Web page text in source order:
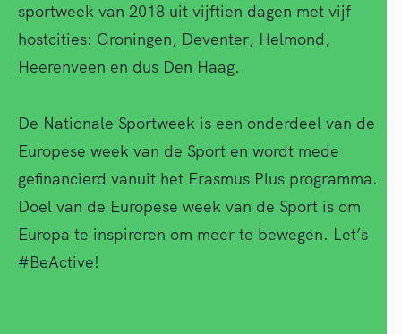
sportweek van 2018 uit vijftien dagen met vijf
hostcities: Groningen, Deventer, Helmond,
Heerenveen en dus Den Haag.
De Nationale Sportweek is een onderdeel van de
Europese week van de Sport en wordt mede
gefinancierd vanuit het Erasmus Plus programma.
Doel van de Europese week van de Sport is om
Europa te inspireren om meer te bewegen. Let’s
#BeActive!